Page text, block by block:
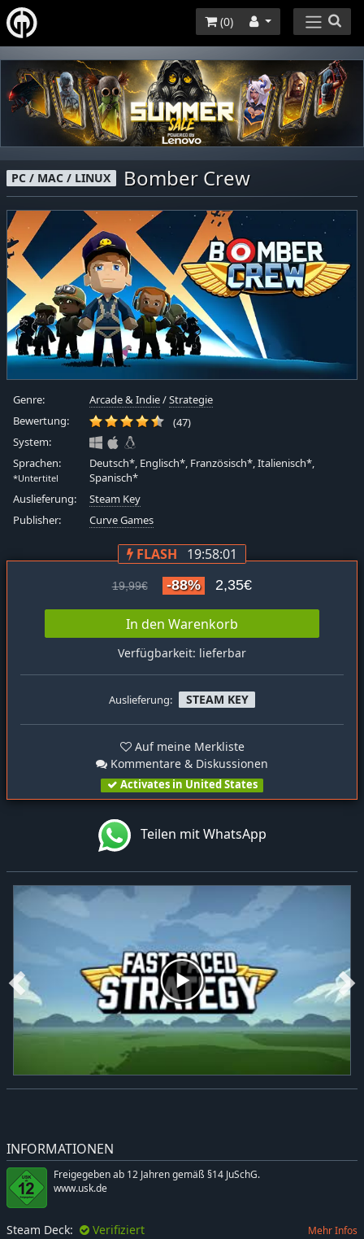
(0)
PC / MAC / LINUX Bomber Crew
Genre: Arcade & Indie/Strategie
Bewertung:
(47)
System:
Sprachen:
*Untertitel
Deutsch*, Englisch*, Französisch*, Italienisch*,
Spanisch*
Auslieferung:
Steam Key
Publisher:
Curve Games
FLASH 19:58:00
19,99€ -88% 2,35€
In den Warenkorb
Verfügbarkeit: lieferbar
Auslieferung: STEAM KEY
Auf meine Merkliste
Kommentare & Diskussionen
Activates in United States
Teilen mit WhatsApp
INFORMATIONEN
Freigegeben ab 12 Jahren gemäß §14 JuSchG.
www.usk.de
Steam Deck: Verifiziert Mehr Infos